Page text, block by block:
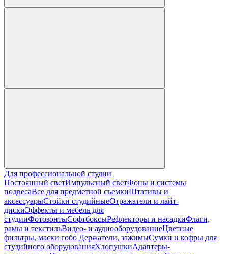
Для профессиональной студии
Постоянный светИмпульсный светФоны и системы
подвесаВсе для предметной съемкиШтативы и
аксессуарыСтойки студийныеОтражатели и лайт-
дискиЭффекты и мебель для
студииФотозонтыСофтбоксыРефлекторы и насадкиФлаги,
рамы и текстильВидео- и аудиооборудованиеЦветные
фильтры, маски гобо Держатели, зажимыСумки и кофры для
студийного оборудованияХлопушкиАдаптеры-